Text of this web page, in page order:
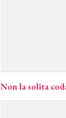
Non la solita